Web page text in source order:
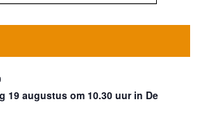
19 augustus om 10.30 uur in De